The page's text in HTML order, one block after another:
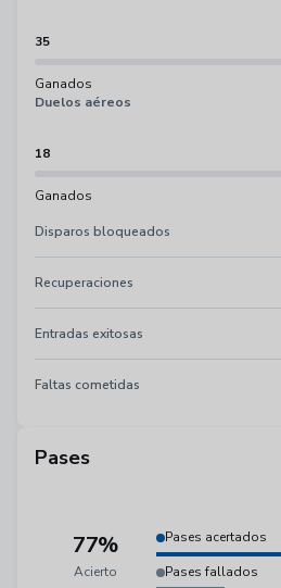
35
Ganados
Duelos aéreos
18
Ganados
Disparos bloqueados
Recuperaciones
Entradas exitosas
Faltas cometidas
Pases
77%
Acierto
Pases acertados
Pases fallados